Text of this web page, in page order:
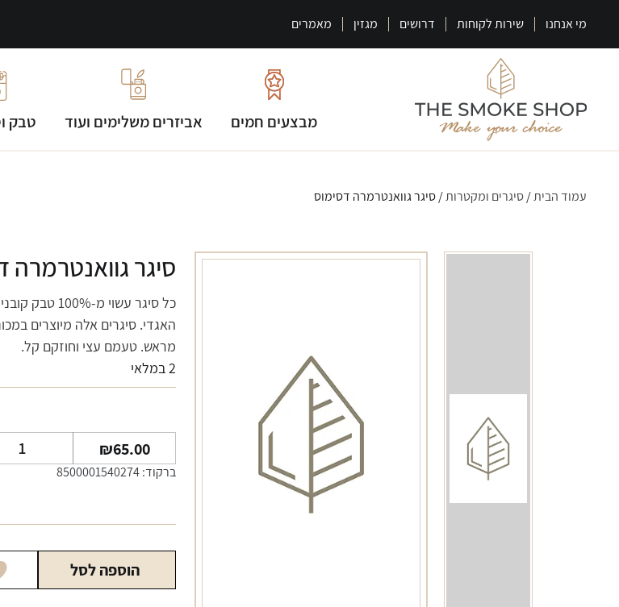
מי אנחנו שירות לקוחות דרושים מגזין מאמרים
מבצעים חמים אביזרים משלימים ועוד טבק
עמוד הבית/סיגרים ומקטרות/ סיגר גוואנטרמרה דסימוס
סיגר גוואנטרמרה
האגדי. סיגרים אלה מיוצרים
מראש. טעמם עצי וחוזקם קל.
2 במלאי
₪65.00
של
ברקוד: 8500001540274
הוספה לסל